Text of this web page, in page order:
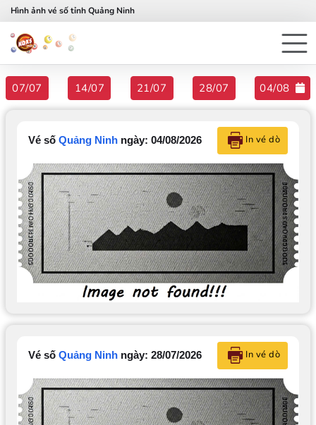
Hình ảnh vé số tỉnh Quảng Ninh
07/07 14/07 21/07 28/07 04/08
Vé số Quảng Ninh ngày: 04/08/2026 In vé dò
Vé số Quảng Ninh ngày: 28/07/2026 In vé dò